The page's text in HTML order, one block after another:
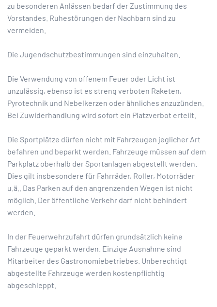
zu besonderen Anlässen bedarf der Zustimmung des
Vorstandes. Ruhestörungen der Nachbarn sind zu
vermeiden.
Die Jugendschutzbestimmungen sind einzuhalten.
Die Verwendung von offenem Feuer oder Licht ist
unzulässig, ebenso ist es streng verboten Raketen,
Pyrotechnik und Nebelkerzen oder ähnliches anzuzünden.
Bei Zuwiderhandlung wird sofort ein Platzverbot erteilt.
Die Sportplätze dürfen nicht mit Fahrzeugen jeglicher Art
befahren und beparkt werden. Fahrzeuge müssen auf dem
Parkplatz oberhalb der Sportanlagen abgestellt werden.
Dies gilt insbesondere für Fahrräder, Roller, Motorräder
u.ä.. Das Parken auf den angrenzenden Wegen ist nicht
möglich. Der öffentliche Verkehr darf nicht behindert
werden.
In der Feuerwehrzufahrt dürfen grundsätzlich keine
Fahrzeuge geparkt werden. Einzige Ausnahme sind
Mitarbeiter des Gastronomiebetriebes. Unberechtigt
abgestellte Fahrzeuge werden kostenpflichtig
abgeschleppt.